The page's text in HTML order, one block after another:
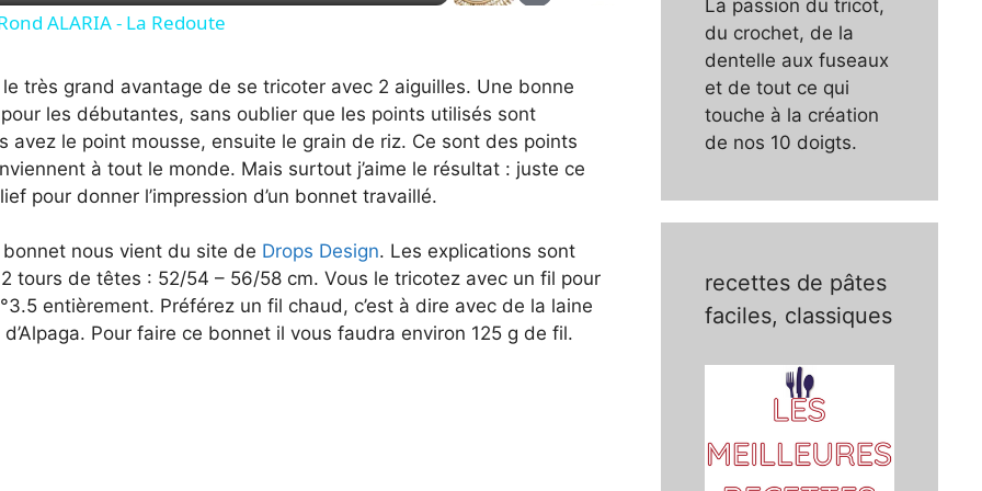
y
V
i
d
e
ALARIA - La Redoute
très grand avantage de se tricoter avec 2 aiguilles. Une bonne
les débutantes, sans oublier que les points utilisés sont
avez le point mousse, ensuite le grain de riz. Ce sont des points
à tout le monde. Mais surtout j’aime le résultat : juste ce
pour donner l’impression d’un bonnet travaillé.
nous vient du site de Drops Design. Les explications sont
tours de têtes : 52/54 – 56/58 cm. Vous le tricotez avec un fil pour
entièrement. Préférez un fil chaud, c’est à dire avec de la laine
Pour faire ce bonnet il vous faudra environ 125 g de fil.
La passion du tricot,
du crochet, de la
dentelle aux fuseaux
et de tout ce qui
touche à la création
de nos 10 doigts.
recettes de pâtes
faciles, classiques